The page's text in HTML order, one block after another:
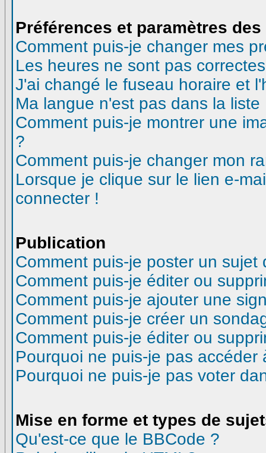
Préférences et paramètres
Comment puis-je changer mes
Les heures ne sont pas
J'ai changé le fuseau horaire et
Ma langue n'est pas dans la liste
Comment puis-je montrer une
?
Comment puis-je changer mon
Lorsque je clique sur le lien e-
connecter !
Publication
Comment puis-je poster un sujet
Comment puis-je éditer ou
Comment puis-je ajouter une
Comment puis-je créer un
Comment puis-je éditer ou
Pourquoi ne puis-je pas accéder
Pourquoi ne puis-je pas voter
Mise en forme et types de
Qu'est-ce que le BBCode ?